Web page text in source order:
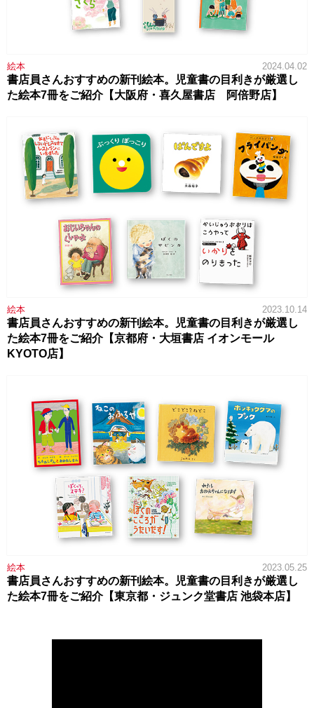
絵本 2024.04.02
書店員さんおすすめの新刊絵本。児童書の目利きが厳選し
た絵本7冊をご紹介【大阪府・喜久屋書店 阿倍野店】
絵本 2023.10.14
書店員さんおすすめの新刊絵本。児童書の目利きが厳選し
た絵本7冊をご紹介【京都府・大垣書店 イオンモール
KYOTO店】
絵本 2023.05.25
書店員さんおすすめの新刊絵本。児童書の目利きが厳選し
た絵本7冊をご紹介【東京都・ジュンク堂書店 池袋本店】